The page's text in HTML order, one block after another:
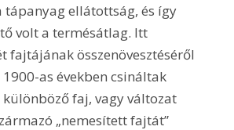
ellátottság, és így
volt a termésátlag. Itt
fajtájának összenövesztéséről
as években csináltak
különböző faj, vagy változat
„nemesített fajtát”